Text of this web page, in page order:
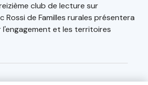
club de lecture sur
Rossi de Familles rurales présentera
l'engagement et les territoires